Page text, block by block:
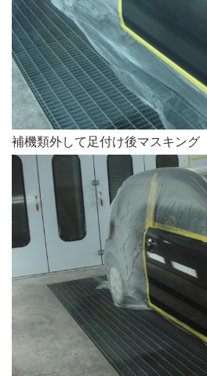
補機類外して足付け後マスキング